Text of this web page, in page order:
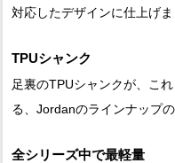
対応したデザインに仕上げま
TPUシャンク
足裏のTPUシャンクが、こ
る、Jordanのラインナップ
全シリーズ中で最軽量